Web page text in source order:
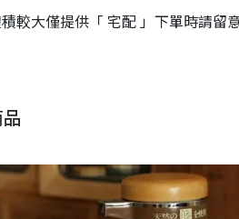
較大僅提供「 宅配 」下單時請留